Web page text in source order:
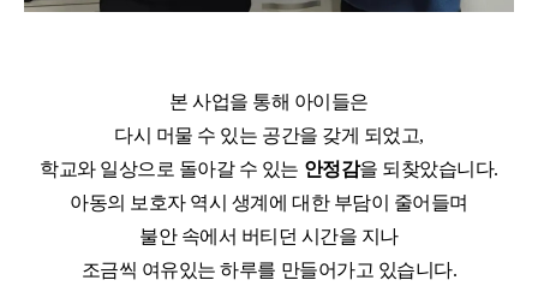
본 사업을 통해 아이들은
다시 머물 수 있는 공간을 갖게 되었고,
학교와 일상으로 돌아갈 수 있는 안정감을 되찾았습니다.
아동의 보호자 역시 생계에 대한 부담이 줄어들며
불안 속에서 버티던 시간을 지나
조금씩 여유있는 하루를 만들어가고 있습니다.